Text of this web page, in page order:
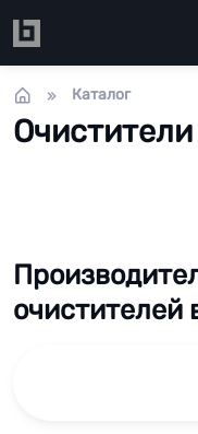
Каталог
очистителей